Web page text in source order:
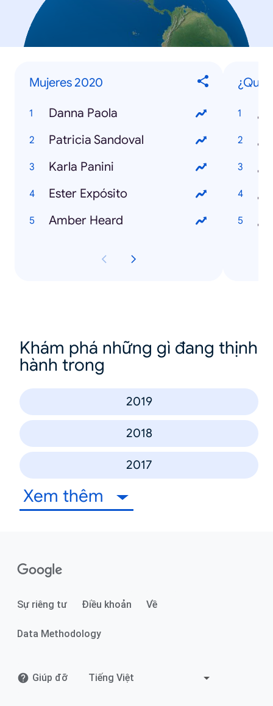
Mujeres 2020
Danna Paola
Patricia Sandoval
Karla Panini
Ester Expósito
Amber Heard
¿Qué
Khám phá những gì đang thịnh
hành trong
2019
2018
2017
Xem thêm
Sự riêng tư Điều khoản Về
Data Methodology
Giúp đỡ